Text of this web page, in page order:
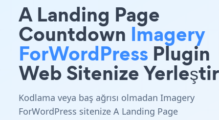
A Landing Page
Countdown Imagery
ForWordPress Plugin
Web Sitenize
Kodlama veya baş ağrısı olmadan Imagery
ForWordPress sitenize A Landing Page